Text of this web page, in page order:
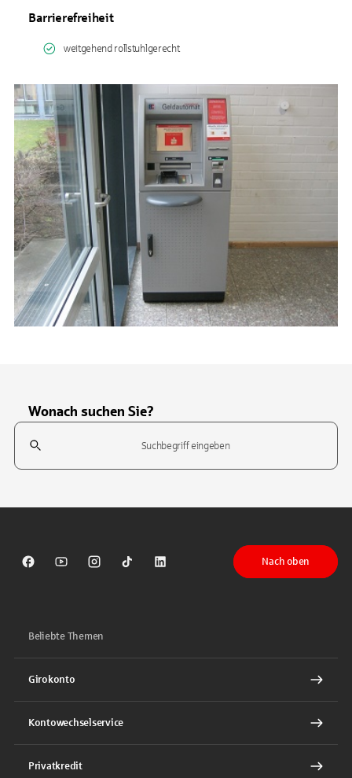
Barrierefreiheit
weitgehend rollstuhlgerecht
Wonach suchen Sie?
Suchfeld
Sparkasse auf Facebook
Sparkasse auf Youtube
Sparkasse auf Instagram
Sparkasse auf TikTok
Sparkasse auf LinkedIn
Nach oben
Beliebte Themen
Girokonto
Kontowechselservice
Privatkredit